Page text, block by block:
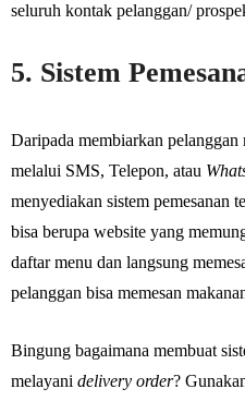
seluruh kontak pelanggan/
5. Sistem
Daripada membiarkan pelanggan
melalui SMS, Telepon, atau
menyediakan sistem pemesanan
bisa berupa website yang
daftar menu dan langsung
pelanggan bisa memesan
Bingung bagaimana membuat
melayani delivery order?